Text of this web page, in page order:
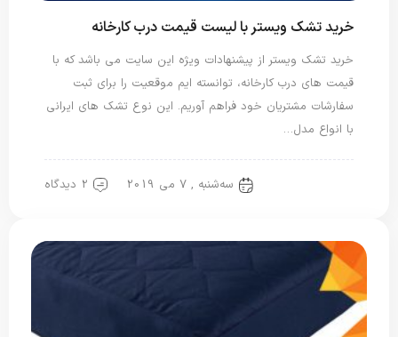
خرید تشک ویستر با لیست قیمت درب کارخانه
خرید تشک ویستر از پیشنهادات ویژه این سایت می باشد که با
قیمت های درب کارخانه، توانسته ایم موقعیت را برای ثبت
سفارشات مشتریان خود فراهم آوریم. این نوع تشک های ایرانی
با انواع مدل…
سه‌شنبه , 7 می 2019 2 دیدگاه